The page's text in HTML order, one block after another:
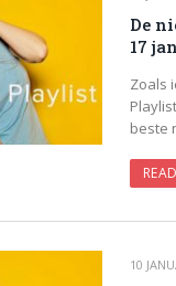
De
17
Zoals
beste
10